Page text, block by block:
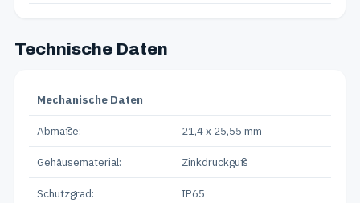
Technische Daten
Mechanische Daten
Abmaße: 21,4 x 25,55 mm
Gehäusematerial: Zinkdruckguß
Schutzgrad: IP65